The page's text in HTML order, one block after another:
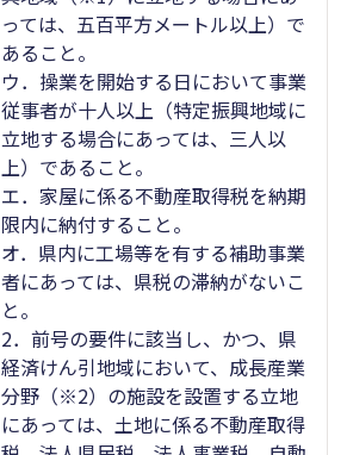
っては、五百平方メートル以上）で
あること。
ウ．操業を開始する日において事業
従事者が十人以上（特定振興地域に
立地する場合にあっては、三人以
上）であること。
エ．家屋に係る不動産取得税を納期
限内に納付すること。
オ．県内に工場等を有する補助事業
者にあっては、県税の滞納がないこ
と。
2．前号の要件に該当し、かつ、県
経済けん引地域において、成長産業
分野（※2）の施設を設置する立地
にあっては、土地に係る不動産取得